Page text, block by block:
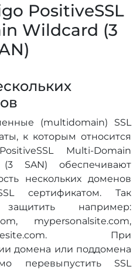
PositiveSSL
Wildcard (3
(multidomain) SSL
к которым относится
Multi-Domain
SAN) обеспечивают
нескольких доменов
сертификатом. Так
например:
mypersonalsite.com,
При
домена или поддомена
перевыпустить SSL